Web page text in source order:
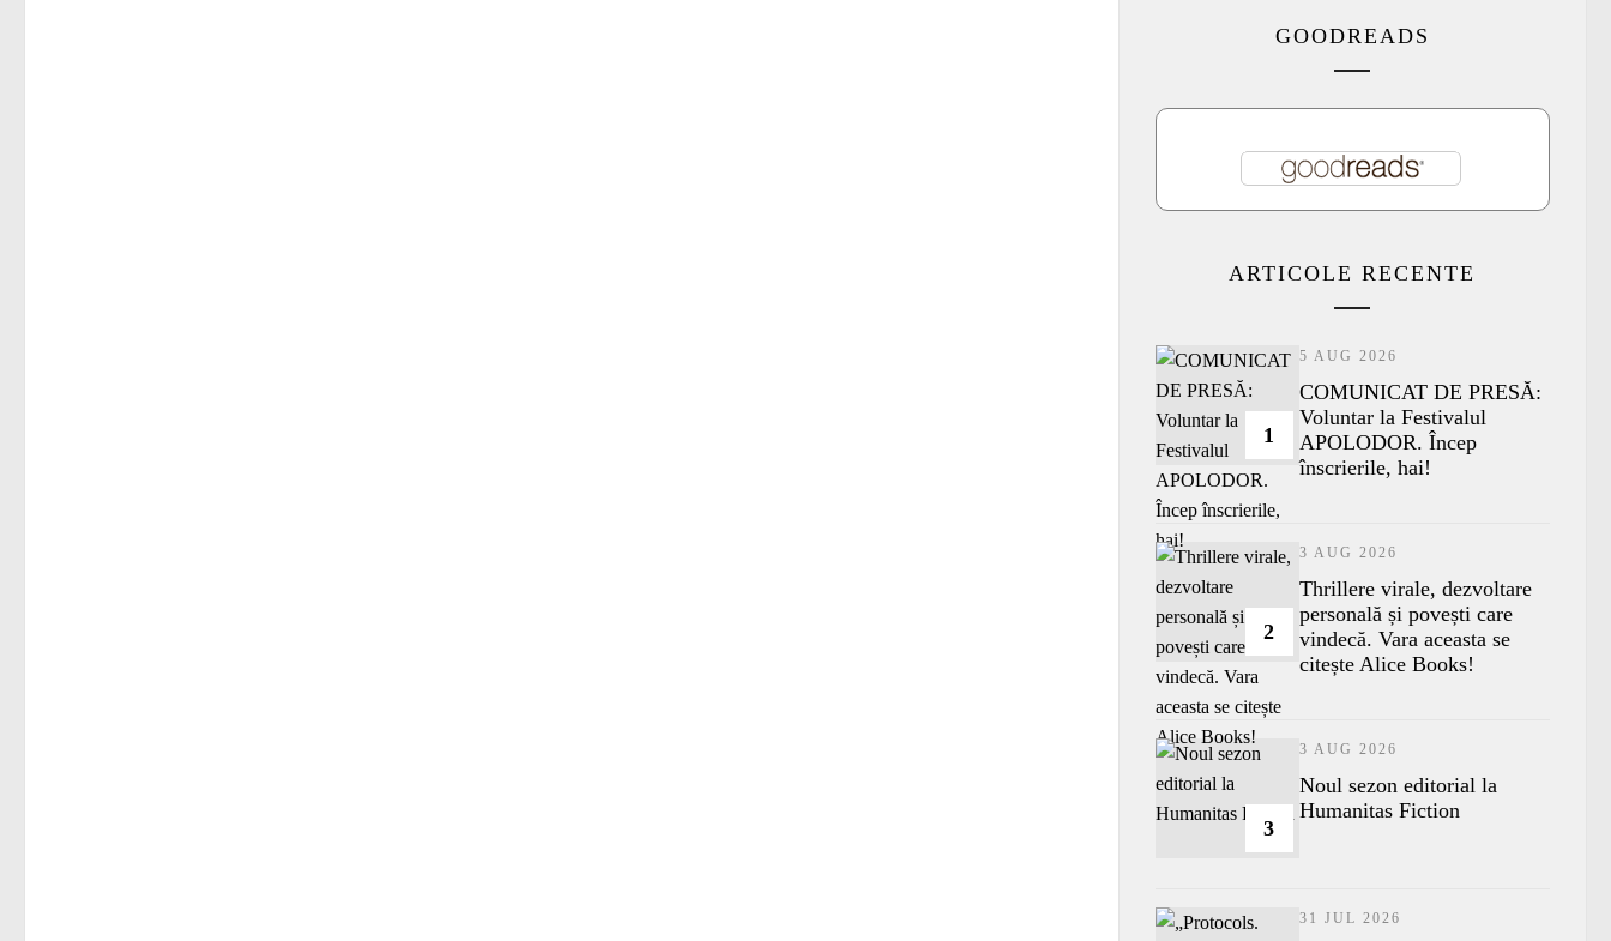
GOODREADS
ARTICOLE RECENTE
1
5 AUG 2026
COMUNICAT DE PRESĂ:
Voluntar la Festivalul
APOLODOR. Încep
înscrierile, hai!
2
3 AUG 2026
Thrillere virale, dezvoltare
personală și povești care
vindecă. Vara aceasta se
citește Alice Books!
3
3 AUG 2026
​Noul sezon editorial la
Humanitas Fiction
31 JUL 2026